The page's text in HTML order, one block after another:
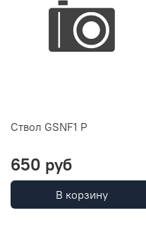
Ствол GSNF1 Р
650 руб
В корзину